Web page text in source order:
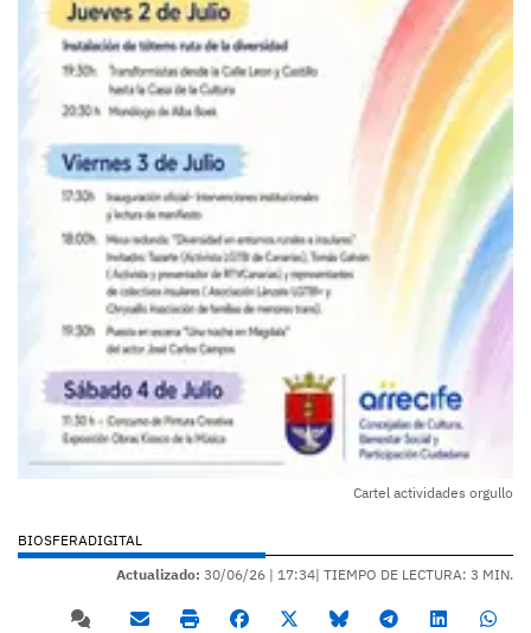
Cartel actividades orgullo
BIOSFERADIGITAL
Actualizado: 30/06/26 | 17:34| TIEMPO DE LECTURA: 3 MIN.